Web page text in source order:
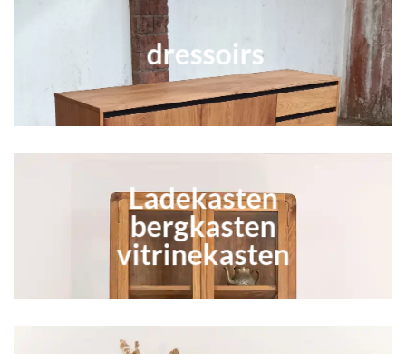
dressoirs
Ladekasten
bergkasten
vitrinekasten